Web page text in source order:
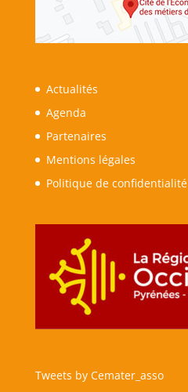
Actualités
Agenda
Partenaires
Mentions légales
Politique de confidentialité
Tweets by Cemater_asso